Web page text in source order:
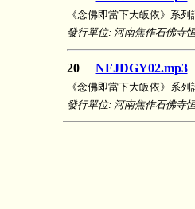
《念佛即當下大皈依》系
發行單位: 河南焦作石佛寺
20 NFJDGY02.mp3
《念佛即當下大皈依》系
發行單位: 河南焦作石佛寺